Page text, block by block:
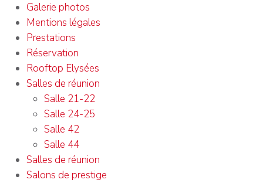
Galerie photos
Mentions légales
Prestations
Réservation
Rooftop Elysées
Salles de réunion
Salle 21-22
Salle 24-25
Salle 42
Salle 44
Salles de réunion
Salons de prestige